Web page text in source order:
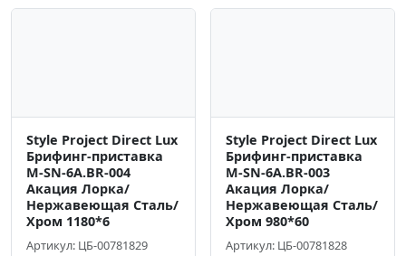
Style Project Direct Lux
Брифинг-приставка
M-SN-6A.BR-004
Акация Лорка/
Нержавеющая Сталь/
Хром 1180*6
Артикул: ЦБ-00781829
Style Project Direct Lux
Брифинг-приставка
M-SN-6A.BR-003
Акация Лорка/
Нержавеющая Сталь/
Хром 980*60
Артикул: ЦБ-00781828